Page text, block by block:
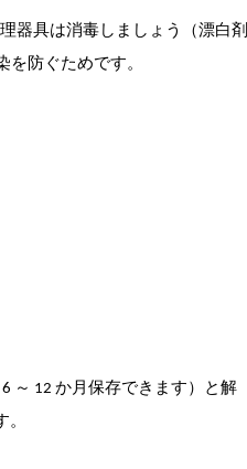
器具は消毒しましょう（漂白剤
防ぐためです。
～ 12 か月保存できます）と解